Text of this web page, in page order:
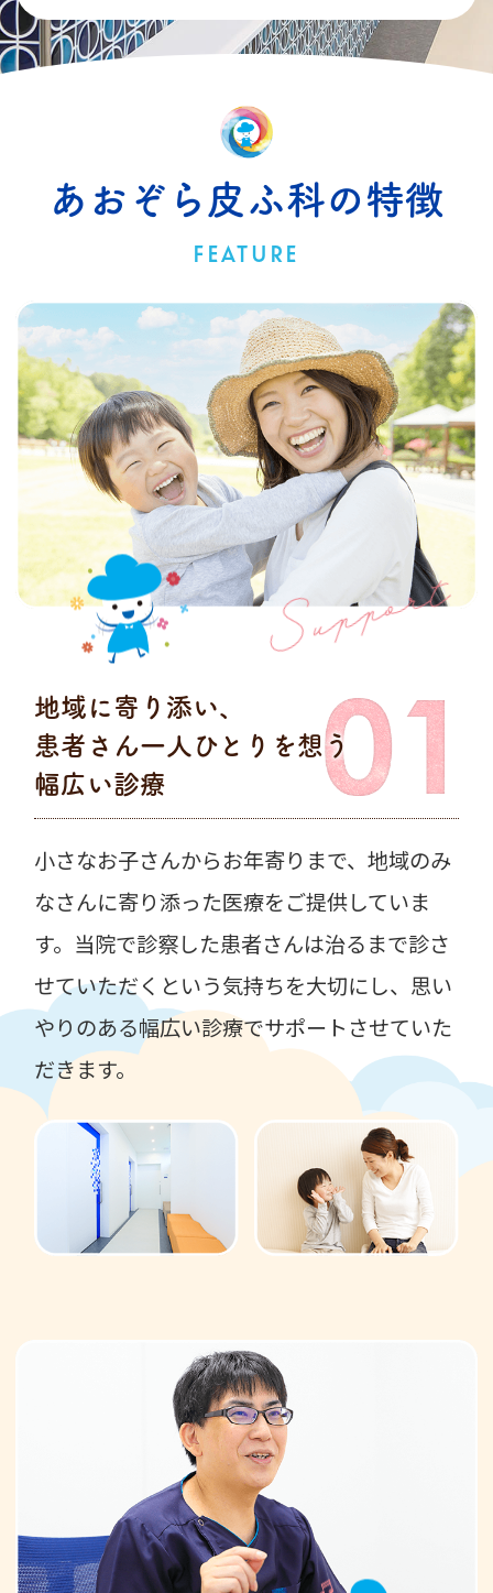
あおぞら皮ふ科の特徴
FEATURE
Support
地域に寄り添い、
患者さん一人ひとりを想う
幅広い診療
小さなお子さんからお年寄りまで、地域のみ
なさんに寄り添った医療をご提供していま
す。当院で診察した患者さんは治るまで診さ
せていただくという気持ちを大切にし、思い
やりのある幅広い診療でサポートさせていた
だきます。